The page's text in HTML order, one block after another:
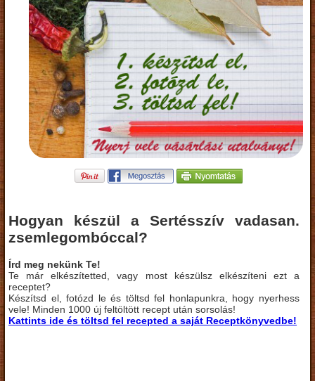
Hogyan készül a Sertésszív vadasan.
zsemlegombóccal?
Írd meg nekünk Te!
Te már elkészítetted, vagy most készülsz elkészíteni ezt a
receptet?
Készítsd el, fotózd le és töltsd fel honlapunkra, hogy nyerhess
vele! Minden 1000 új feltöltött recept után sorsolás!
Kattints ide és töltsd fel recepted a saját Receptkönyvedbe!